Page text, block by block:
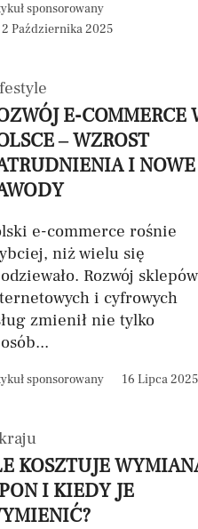
sponsorowany
2 Października 2025
E-COMMERCE
– WZROST
I NOWE
e-commerce rośnie
niż wielu się
Rozwój sklepów
i cyfrowych
zmienił nie tylko
sponsorowany 16 Lipca 2025
KOSZTUJE
I KIEDY JE